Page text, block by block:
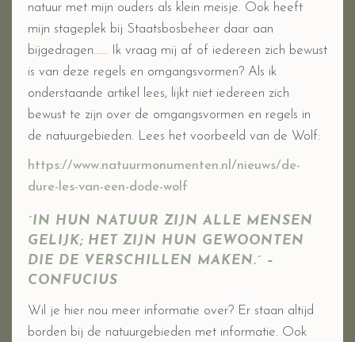
natuur met mijn ouders als klein meisje. Ook heeft
mijn stageplek bij Staatsbosbeheer daar aan
bijgedragen…… Ik vraag mij af of iedereen zich bewust
is van deze regels en omgangsvormen? Als ik
onderstaande artikel lees, lijkt niet iedereen zich
bewust te zijn over de omgangsvormen en regels in
de natuurgebieden. Lees het voorbeeld van de Wolf:
https://www.natuurmonumenten.nl/nieuws/de-
dure-les-van-een-dode-wolf
´IN HUN NATUUR ZIJN ALLE MENSEN
GELIJK; HET ZIJN HUN GEWOONTEN
DIE DE VERSCHILLEN MAKEN.´ –
CONFUCIUS
Wil je hier nou meer informatie over? Er staan altijd
borden bij de natuurgebieden met informatie. Ook